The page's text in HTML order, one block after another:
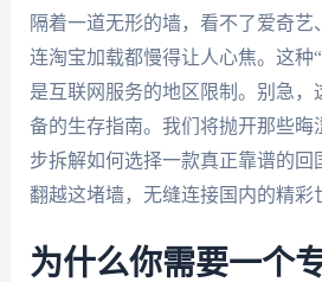
隔着一道无形的墙，看不了爱奇艺
连淘宝加载都慢得让人心焦。这种
是互联网服务的地区限制。别急，
备的生存指南。我们将抛开那些晦
步拆解如何选择一款真正靠谱的回
翻越这堵墙，无缝连接国内的精彩
为什么你需要一个